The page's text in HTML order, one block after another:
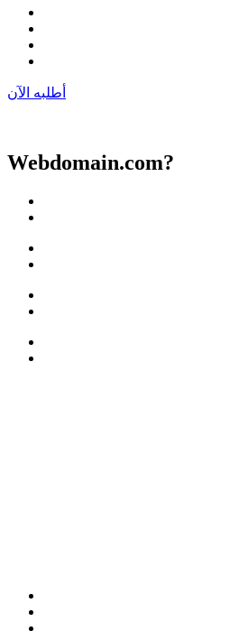
أطلبه الآن
Webdomain.com?